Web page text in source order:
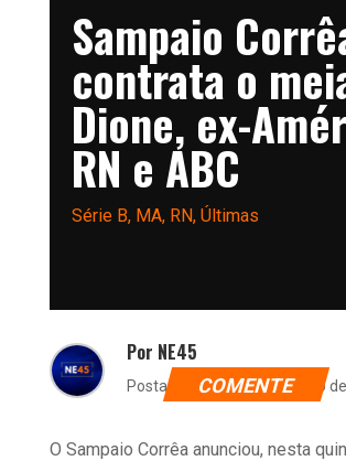
Sampaio
contrata o
Dione, ex-
RN e ABC
Série B, MA, RN, Últimas
Por NE45
Postado dia 19 de novembro
COMENTE
O Sampaio Corrêa anunciou, nesta